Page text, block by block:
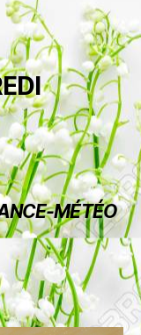
MÉTÉO